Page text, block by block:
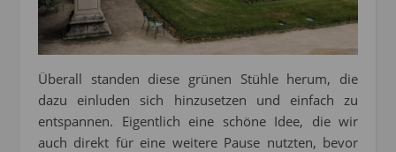
Überall standen diese grünen Stühle herum, die
dazu einluden sich hinzusetzen und einfach zu
entspannen. Eigentlich eine schöne Idee, die wir
auch direkt für eine weitere Pause nutzten, bevor